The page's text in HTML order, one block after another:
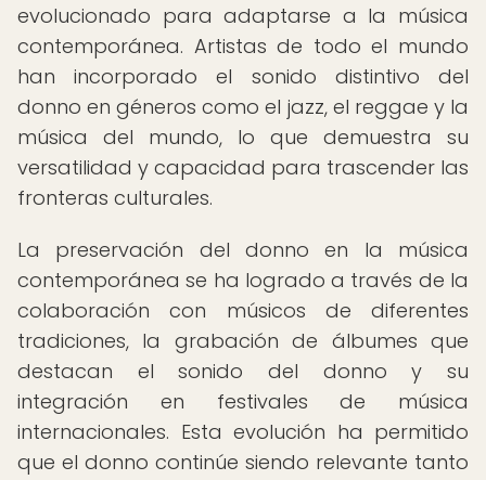
evolucionado para adaptarse a la música
contemporánea. Artistas de todo el mundo
han incorporado el sonido distintivo del
donno en géneros como el jazz, el reggae y la
música del mundo, lo que demuestra su
versatilidad y capacidad para trascender las
fronteras culturales.
La preservación del donno en la música
contemporánea se ha logrado a través de la
colaboración con músicos de diferentes
tradiciones, la grabación de álbumes que
destacan el sonido del donno y su
integración en festivales de música
internacionales. Esta evolución ha permitido
que el donno continúe siendo relevante tanto